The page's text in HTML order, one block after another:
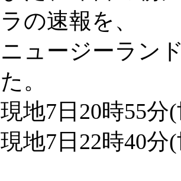
ラの速報を、
ニュージーラン
た。
現地7日20時55分
現地7日22時40分